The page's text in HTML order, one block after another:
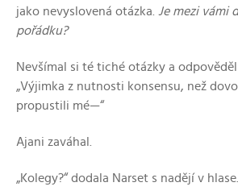
jako nevyslovená otázka. Je mezi vámi
pořádku?
Nevšímal si té tiché otázky a
„Výjimka z nutnosti konsensu, než
propustili mé—“
Ajani zaváhal.
„Kolegy?“ dodala Narset s nadějí v hlase.